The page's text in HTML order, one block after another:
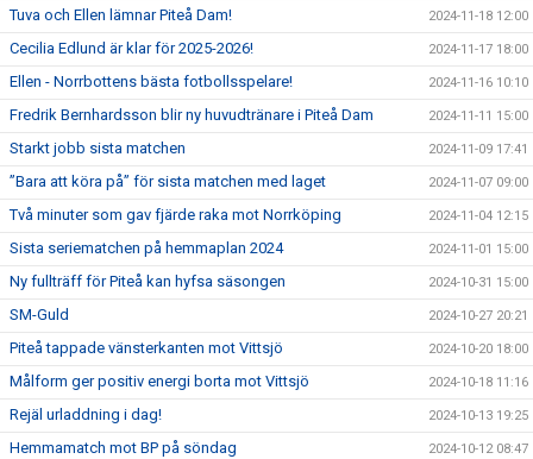
Tuva och Ellen lämnar Piteå Dam! 2024-11-18 12:00
Cecilia Edlund är klar för 2025-2026! 2024-11-17 18:00
Ellen - Norrbottens bästa fotbollsspelare! 2024-11-16 10:10
Fredrik Bernhardsson blir ny huvudtränare i Piteå Dam 2024-11-11 15:00
Starkt jobb sista matchen 2024-11-09 17:41
”Bara att köra på” för sista matchen med laget 2024-11-07 09:00
Två minuter som gav fjärde raka mot Norrköping 2024-11-04 12:15
Sista seriematchen på hemmaplan 2024 2024-11-01 15:00
Ny fullträff för Piteå kan hyfsa säsongen 2024-10-31 15:00
SM-Guld 2024-10-27 20:21
Piteå tappade vänsterkanten mot Vittsjö 2024-10-20 18:00
Målform ger positiv energi borta mot Vittsjö 2024-10-18 11:16
Rejäl urladdning i dag! 2024-10-13 19:25
Hemmamatch mot BP på söndag 2024-10-12 08:47